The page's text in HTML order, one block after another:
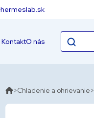
hermeslab.sk
KontaktO nás
Chladenie a ohrievanie